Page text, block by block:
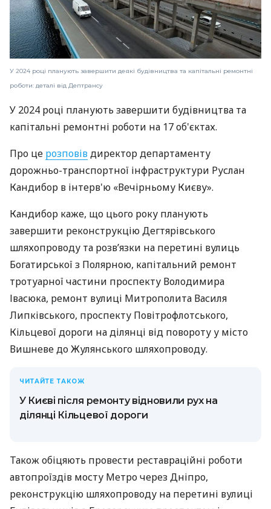
У 2024 році планують завершити деякі будівництва та капітальні ремонтні
роботи: деталі від Дептрансу
У 2024 році планують завершити будівництва та
капітальні ремонтні роботи на 17 об'єктах.
Про це розповівдиректор департаменту
дорожньо-транспортної інфраструктури Руслан
Кандибор в інтерв'ю «Вечірньому Києву».
Кандибор каже, що цього року планують
завершити реконструкцію Дегтярівського
шляхопроводу та розв’язки на перетині вулиць
Богатирської з Полярною, капітальний ремонт
тротуарної частини проспекту Володимира
Івасюка, ремонт вулиці Митрополита Василя
Липківського, проспекту Повітрофлотського,
Кільцевої дороги на ділянці від повороту у місто
Вишневе до Жулянського шляхопроводу.
ЧИТАЙТЕ ТАКОЖ
У Києві після ремонту відновили рух на
ділянці Кільцевої дороги
Також обіцяють провести реставраційні роботи
автопроїздів мосту Метро через Дніпро,
реконструкцію шляхопроводу на перетині вулиці